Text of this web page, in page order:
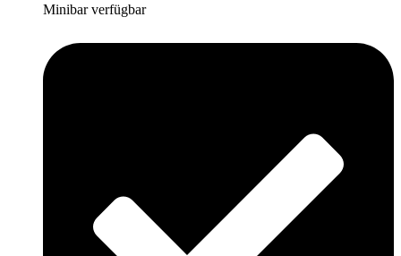
Minibar verfügbar